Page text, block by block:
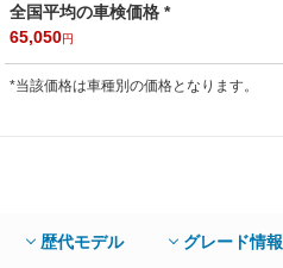
全国平均の車検価格 *
65,050円
*当該価格は車種別の価格となります。
歴代モデル グレード情報